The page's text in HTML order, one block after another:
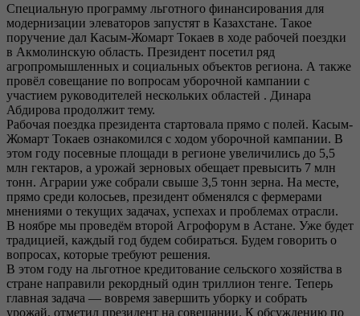
Специальную программу льготного финансирования для
модернизации элеваторов запустят в Казахстане. Такое
поручение дал Касым-Жомарт Токаев в ходе рабочей поездки
в Акмолинскую область. Президент посетил ряд
агропромышленных и социальных объектов региона. А также
провёл совещание по вопросам уборочной кампании с
участием руководителей нескольких областей . Динара
Абдирова продолжит тему.
Рабочая поездка президента стартовала прямо с полей. Касым-
Жомарт Токаев ознакомился с ходом уборочной кампании. В
этом году посевные площади в регионе увеличились до 5,5
млн гектаров, а урожай зерновых обещает превысить 7 млн
тонн. Аграрии уже собрали свыше 3,5 тонн зерна. На месте,
прямо среди колосьев, президент обменялся с фермерами
мнениями о текущих задачах, успехах и проблемах отрасли.
В ноябре мы проведём второй Агрофорум в Астане. Уже будет
традицией, каждый год будем собираться. Будем говорить о
вопросах, которые требуют решения.
В этом году на льготное кредитование сельского хозяйства в
стране направили рекордный один триллион тенге. Теперь
главная задача — вовремя завершить уборку и собрать
урожай, отметил президент на совещании. К обсуждению по